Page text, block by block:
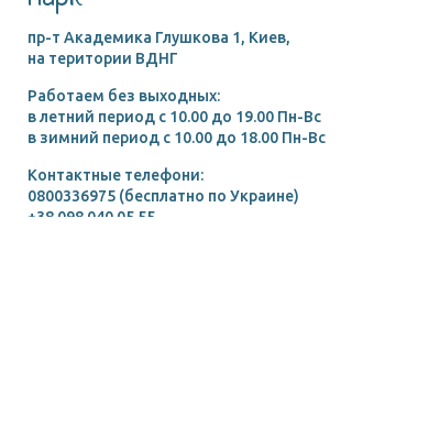
пр-т Академика Глушкова 1, Киев,
на територии ВДНГ
Работаем без выходных:
в летний период c 10.00 до 19.00 Пн-Вс
в зимний период c 10.00 до 18.00 Пн-Вс
Контактные телефони:
0800336975 (бесплатно по Украине)
+38 098 040 05 55